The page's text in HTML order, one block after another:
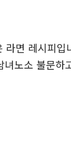
면 레시피
노소 불문